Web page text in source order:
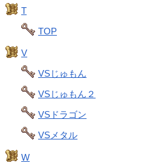
T
TOP
V
VSじゅもん
VSじゅもん２
VSドラゴン
VSメタル
W